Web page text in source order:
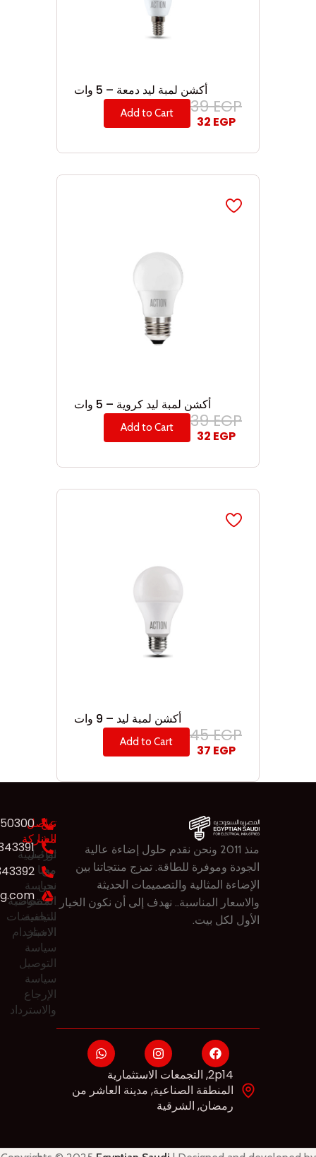
أكشن لمبة ليد دمعة – 5 وات
39EGP
32 EGP
Add to Cart
أكشن لمبة ليد كروية – 5 وات
39EGP
32 EGP
Add to Cart
أكشن لمبة ليد – 9 وات
45EGP
37 EGP
Add to Cart
منذ 2011 ونحن نقدم حلول ​​إضاءة عالية
الجودة وموفرة للطاقة. تمزج منتجاتنا بين
الإضاءة المثالية والتصميمات الحديثة
والاسعار المناسبة.. نهدف إلى أن نكون الخيار
الأول لكل بيت.
عن
الشركة
الرئيسية
من
نحن
المنتجات
التخفيضات
الاخبار
تواصل
معنا
سياسة
الخصوصية
سياسة
الاستخدام
سياسة
التوصيل
سياسة
الإرجاع
والاسترداد
تواصل
معنا
2p14, التجمعات الاستثمارية
المنطقة الصناعية, مدينة العاشر من
رمضان, الشرقية